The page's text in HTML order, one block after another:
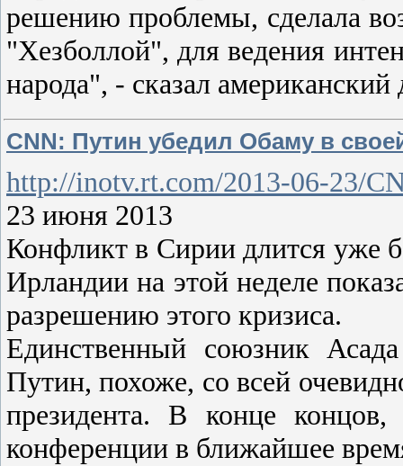
решению проблемы, сделала
"Хезболлой", для ведения
народа", - сказал
CNN: Путин убедил Обаму в
http://inotv.rt.com/2013-06-23/
23 июня 2013
Конфликт в Сирии длится уже
Ирландии на этой неделе
разрешению этого кризиса.
Единственный союзник
Путин, похоже, со всей
президента. В конце
конференции в ближайшее